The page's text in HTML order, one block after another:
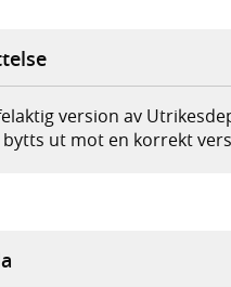
version av
ut mot en korrekt